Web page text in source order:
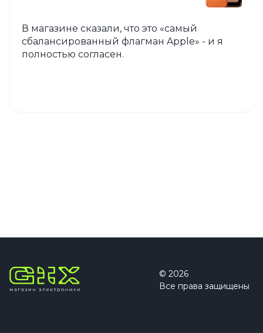
В магазине сказали, что это «самый
сбалансированный флагман Apple» - и я
полностью согласен.
© 2026
Все права защищены